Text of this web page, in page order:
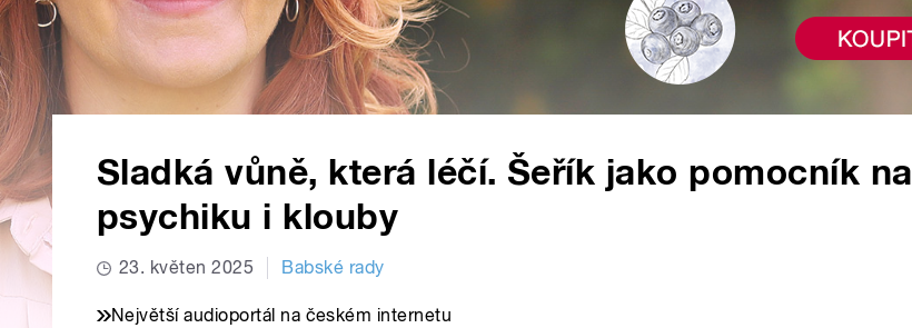
Sladká vůně, která léčí. Šeřík jako pomocník na
psychiku i klouby
23. květen 2025 Babské rady
Největší audioportál na českém internetu